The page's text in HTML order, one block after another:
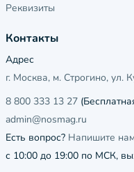
Реквизиты
Контакты
Адрес
г. Москва, м. Строгино, ул.
8 800 333 13 27
admin@nosmag.ru
Есть вопрос? Напишите нам
с 10:00 до 19:00 по МСК,